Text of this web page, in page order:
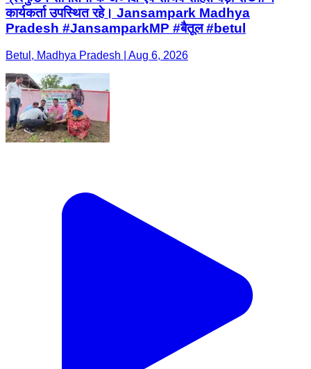
कार्यकर्ता उपस्थित रहे। Jansampark Madhya
Pradesh #JansamparkMP #बैतूल #betul
Betul, Madhya Pradesh | Aug 6, 2026